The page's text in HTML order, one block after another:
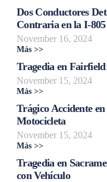
Dos Conductores
Contraria en la I-805
November 16, 2024
Más >>
Tragedia en
November 15, 2024
Más >>
Trágico Accidente
Motocicleta
November 15, 2024
Más >>
Tragedia en
con Vehículo